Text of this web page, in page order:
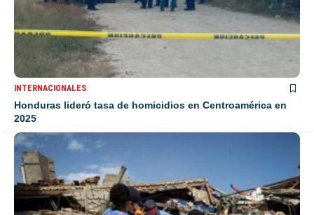
INTERNACIONALES
Honduras lideró tasa de homicidios en Centroamérica en
2025